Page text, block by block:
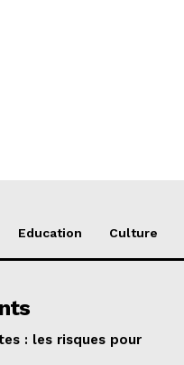
Education Culture
: les risques pour